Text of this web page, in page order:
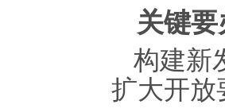
关键
构建新
扩大开放